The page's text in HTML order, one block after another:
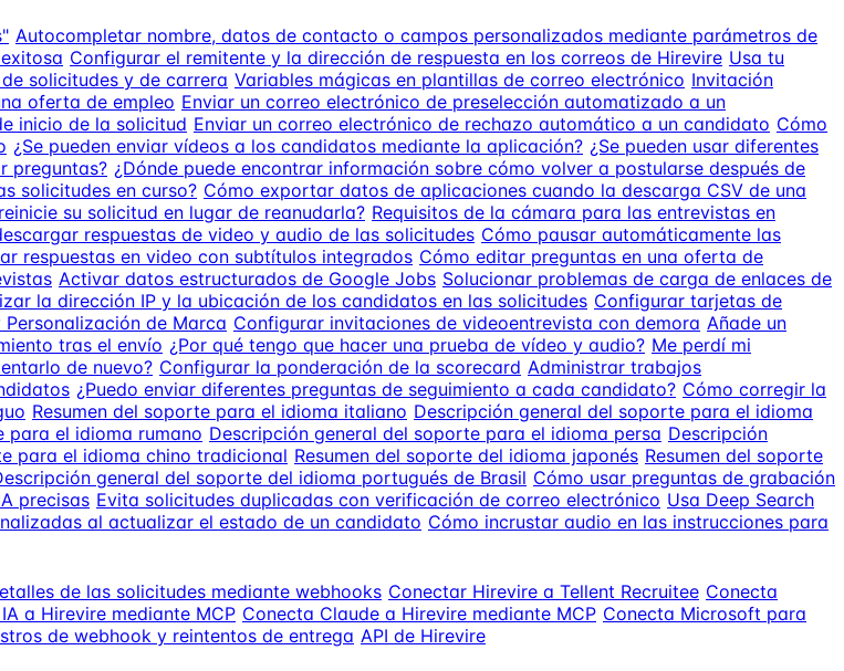
Autocompletar nombre, datos de contacto o campos personalizados mediante parámetros de
Configurar el remitente y la dirección de respuesta en los correos de Hirevire Usa tu
solicitudes y de carrera Variables mágicas en plantillas de correo electrónico Invitación
oferta de empleo Enviar un correo electrónico de preselección automatizado a un
inicio de la solicitud Enviar un correo electrónico de rechazo automático a un candidato Cómo
¿Se pueden enviar vídeos a los candidatos mediante la aplicación? ¿Se pueden usar diferentes
preguntas? ¿Dónde puede encontrar información sobre cómo volver a postularse después de
solicitudes en curso? Cómo exportar datos de aplicaciones cuando la descarga CSV de una
su solicitud en lugar de reanudarla? Requisitos de la cámara para las entrevistas en
respuestas de video y audio de las solicitudes Cómo pausar automáticamente las
respuestas en video con subtítulos integrados Cómo editar preguntas en una oferta de
Activar datos estructurados de Google Jobs Solucionar problemas de carga de enlaces de
la dirección IP y la ubicación de los candidatos en las solicitudes Configurar tarjetas de
de Marca Configurar invitaciones de videoentrevista con demora Añade un
tras el envío ¿Por qué tengo que hacer una prueba de vídeo y audio? Me perdí mi
de nuevo? Configurar la ponderación de la scorecard Administrar trabajos
¿Puedo enviar diferentes preguntas de seguimiento a cada candidato? Cómo corregir la
Resumen del soporte para el idioma italiano Descripción general del soporte para el idioma
para el idioma rumano Descripción general del soporte para el idioma persa Descripción
para el idioma chino tradicional Resumen del soporte del idioma japonés Resumen del soporte
general del soporte del idioma portugués de Brasil Cómo usar preguntas de grabación
precisas Evita solicitudes duplicadas con verificación de correo electrónico Usa Deep Search
al actualizar el estado de un candidato Cómo incrustar audio en las instrucciones para
de las solicitudes mediante webhooks Conectar Hirevire a Tellent Recruitee Conecta
a Hirevire mediante MCP Conecta Claude a Hirevire mediante MCP Conecta Microsoft para
de webhook y reintentos de entrega API de Hirevire